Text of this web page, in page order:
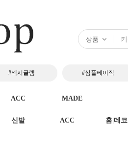
#섹시글램 #심플베이직
ACC MADE
신발 ACC 홈|데코